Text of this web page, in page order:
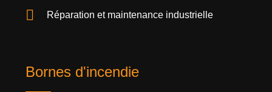
Réparation et maintenance industrielle
Bornes d'incendie